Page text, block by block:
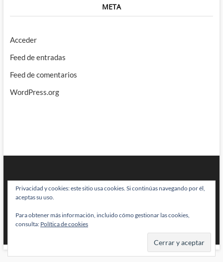
META
Acceder
Feed de entradas
Feed de comentarios
WordPress.org
BRAINSTOMPING| Diseñado por:Theme Freesia|WordPress| © Todos
los derechos reservados
Privacidad y cookies: este sitio usa cookies. Si continúas navegando por él,
aceptas su uso.
Para obtener más información, incluido cómo gestionar las cookies,
consulta: Política de cookies